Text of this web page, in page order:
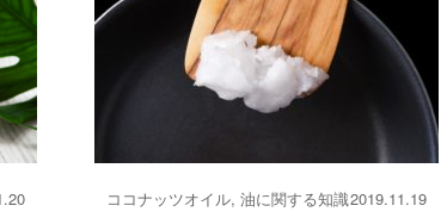
ココナッツオイル, 油に関する知識2019.11.19